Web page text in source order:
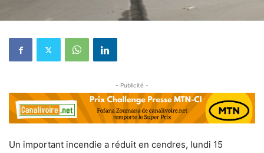
- Publicité -
Un important incendie a réduit en cendres, lundi 15